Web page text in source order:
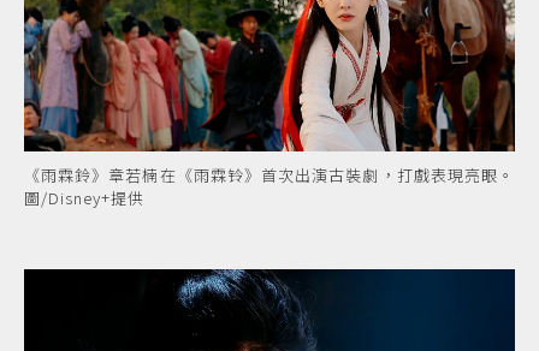
《雨霖鈴》章若楠在《雨霖铃》首次出演古裝劇，打戲表現亮眼。
圖/Disney+提供